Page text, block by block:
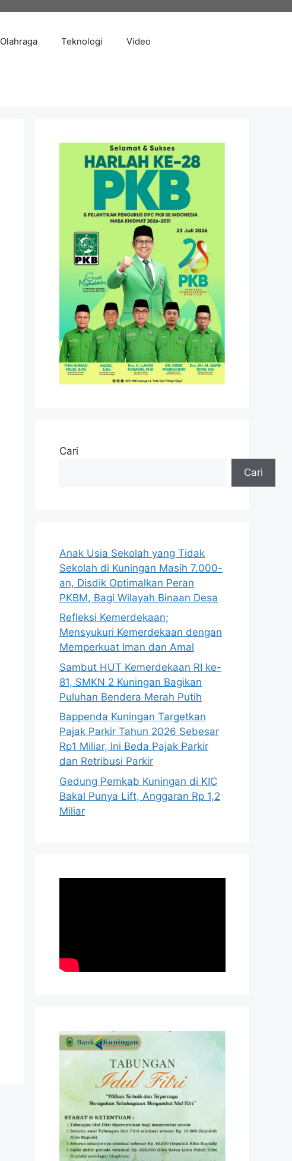
Olahraga Teknologi Video
Cari
Cari
Anak Usia Sekolah yang Tidak
Sekolah di Kuningan Masih 7.000-
an, Disdik Optimalkan Peran
PKBM, Bagi Wilayah Binaan Desa
Refleksi Kemerdekaan;
Mensyukuri Kemerdekaan dengan
Memperkuat Iman dan Amal
Sambut HUT Kemerdekaan RI ke-
81, SMKN 2 Kuningan Bagikan
Puluhan Bendera Merah Putih
Bappenda Kuningan Targetkan
Pajak Parkir Tahun 2026 Sebesar
Rp1 Miliar, Ini Beda Pajak Parkir
dan Retribusi Parkir
Gedung Pemkab Kuningan di KIC
Bakal Punya Lift, Anggaran Rp 1,2
Miliar